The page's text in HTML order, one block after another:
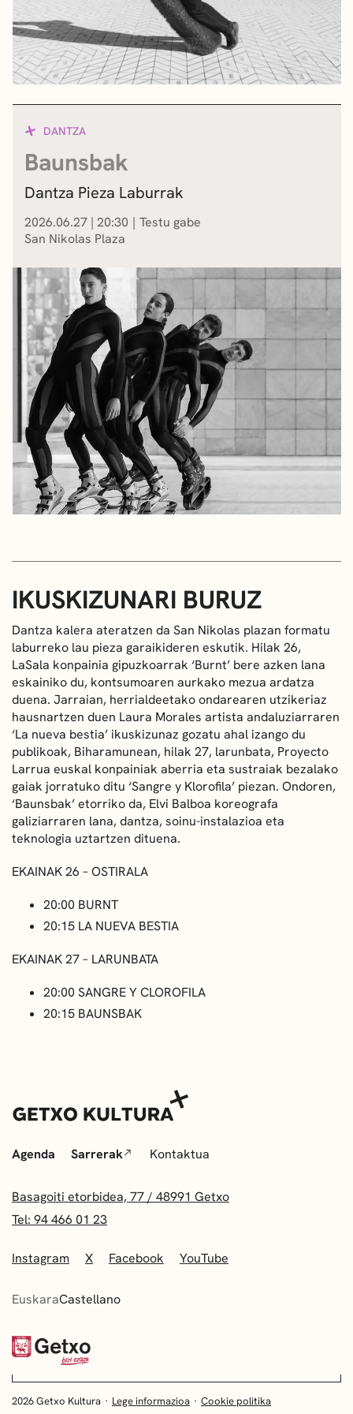
DANTZA
Baunsbak
Dantza Pieza Laburrak
2026.06.27 | 20:30
Testu gabe
San Nikolas Plaza
IKUSKIZUNARI BURUZ
Dantza kalera ateratzen da San Nikolas plazan formatu
laburreko lau pieza garaikideren eskutik. Hilak 26,
LaSala konpainia gipuzkoarrak ‘Burnt’ bere azken lana
eskainiko du, kontsumoaren aurkako mezua ardatza
duena. Jarraian, herrialdeetako ondarearen utzikeriaz
hausnartzen duen Laura Morales artista andaluziarraren
‘La nueva bestia’ ikuskizunaz gozatu ahal izango du
publikoak, Biharamunean, hilak 27, larunbata, Proyecto
Larrua euskal konpainiak aberria eta sustraiak bezalako
gaiak jorratuko ditu ‘Sangre y Klorofila’ piezan. Ondoren,
‘Baunsbak’ etorriko da, Elvi Balboa koreografa
galiziarraren lana, dantza, soinu-instalazioa eta
teknologia uztartzen dituena.
EKAINAK 26 – OSTIRALA
20:00 BURNT
20:15 LA NUEVA BESTIA
EKAINAK 27 – LARUNBATA
20:00 SANGRE Y CLOROFILA
20:15 BAUNSBAK
Agenda Sarrerak Kontaktua
Basagoiti etorbidea, 77 / 48991 Getxo
Tel: 94 466 01 23
Instagram X Facebook YouTube
EuskaraCastellano
2026 Getxo Kultura Lege informazioa
Cookie politika